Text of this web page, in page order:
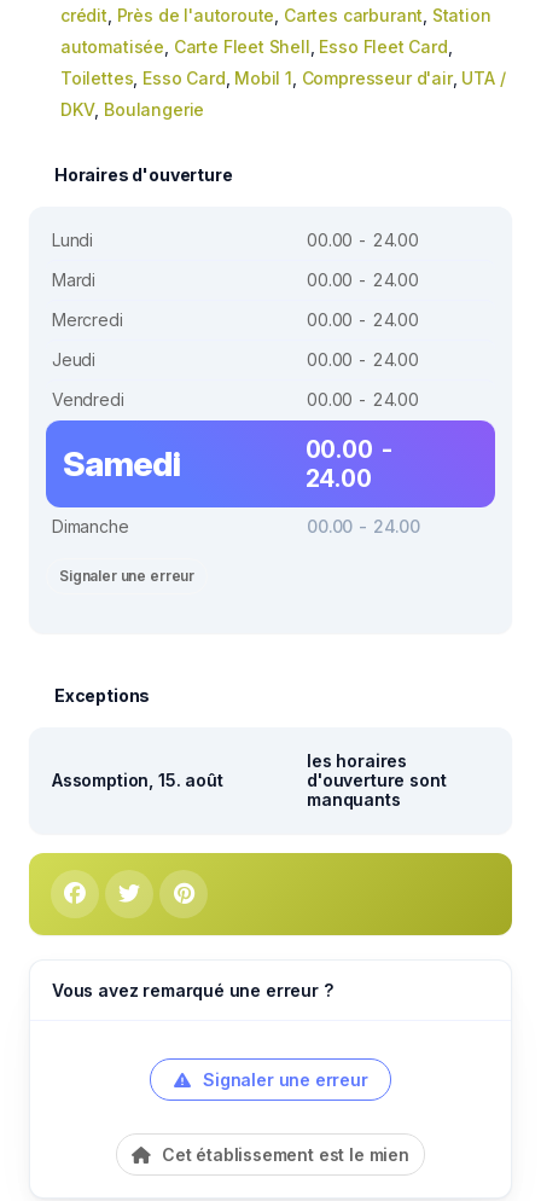
crédit Près de l'autoroute Cartes carburant Station
automatisée Carte Fleet Shell Esso Fleet Card
Toilettes Esso Card Mobil 1 Compresseur d'air, UTA /
DKV, Boulangerie
Horaires d'ouverture
Lundi
00.00 - 24.00
Mardi
00.00 - 24.00
Mercredi
00.00 - 24.00
Jeudi
00.00 - 24.00
Vendredi
00.00 - 24.00
Samedi
00.00 -
24.00
Dimanche 00.00 - 24.00
Signaler une erreur
Exceptions
Assomption, 15. août
les horaires
d'ouverture sont
manquants
Vous avez remarqué une erreur ?
Signaler une erreur
Cet établissement est le mien